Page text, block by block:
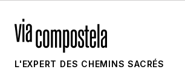
L'EXPERT DES CHEMINS SACRÉS